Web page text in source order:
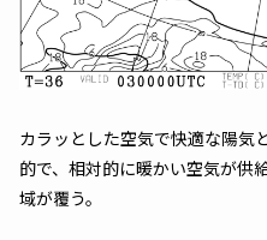
カラッとした空気で快適な陽気
的で、相対的に暖かい空気が供
域が覆う。